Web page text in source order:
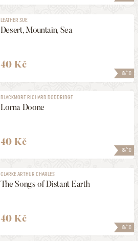
8/10
LEATHER SUE
Desert, Mountain, Sea
40 Kč
8/10
BLACKMORE RICHARD DODDRIDGE
Lorna Doone
40 Kč
8/10
CLARKE ARTHUR CHARLES
The Songs of Distant Earth
40 Kč